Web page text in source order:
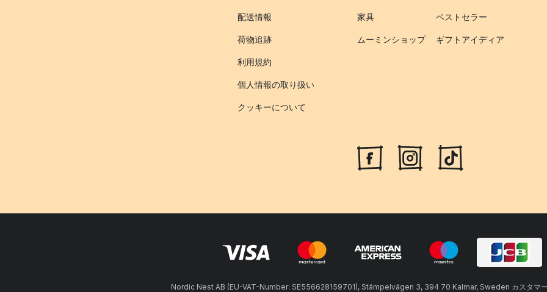
配送情報
荷物追跡
利用規約
個人情報の取り扱い
クッキーについて
家具
ムーミンショップ
ベストセラー
ギフトアイディア
Nordic Nest AB (EU-VAT-Number: SE556628159701), Stämpelvägen 3, 394 70 Kalmar, Sweden カスタマ